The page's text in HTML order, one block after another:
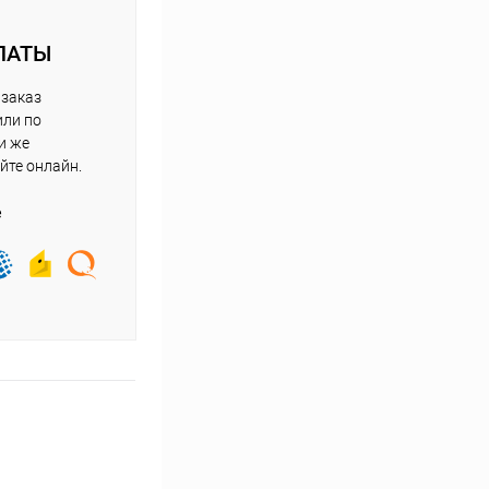
по
же
онлайн.